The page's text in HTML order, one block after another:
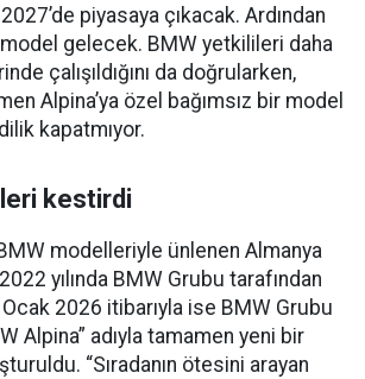
piyasaya çıkacak. Ardından
gelecek. BMW yetkilileri daha
çalışıldığını da doğrularken,
Alpina’ya özel bağımsız bir model
kapatmıyor.
kestirdi
BMW modelleriyle ünlenen Almanya
yılında BMW Grubu tarafından
Ocak 2026 itibarıyla ise BMW Grubu
Alpina” adıyla tamamen yeni bir
“Sıradanın ötesini arayan